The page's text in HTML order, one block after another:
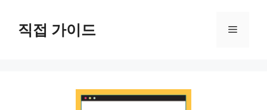
직접 가이드 메